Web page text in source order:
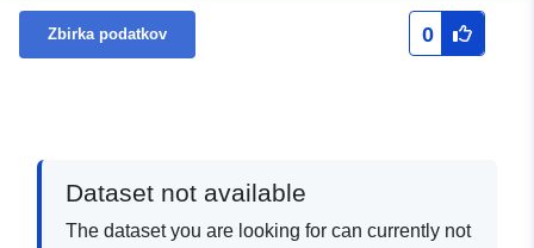
Zbirka podatkov 0
Dataset not available
The dataset you are looking for can currently not